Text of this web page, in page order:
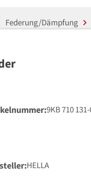
Federung/Dämpfung
9KB 710
HELLA